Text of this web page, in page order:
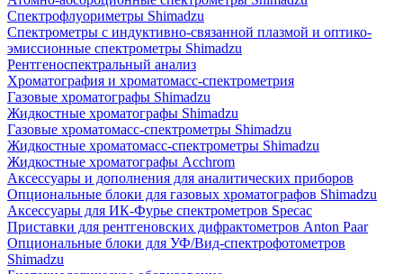
Спектрофлуориметры Shimadzu
Спектрометры с индуктивно-связанной плазмой и оптико-
эмиссионные спектрометры Shimadzu
Рентгеноспектральный анализ
Хроматография и хроматомасс-спектрометрия
Газовые хроматографы Shimadzu
Жидкостные хроматографы Shimadzu
Газовые хроматомасс-спектрометры Shimadzu
Жидкостные хроматомасс-спектрометры Shimadzu
Жидкостные хроматографы Acchrom
Аксессуары и дополнения для аналитических приборов
Опциональные блоки для газовых хроматографов Shimadzu
Аксессуары для ИК-Фурье спектрометров Specac
Приставки для рентгеновских дифрактометров Anton Paar
Опциональные блоки для УФ/Вид-спектрофотометров
Shimadzu